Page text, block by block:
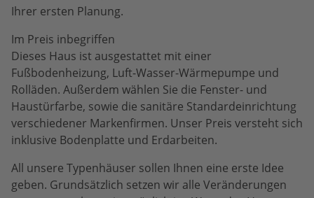
Ihrer ersten Planung.
Im Preis inbegriffen
Dieses Haus ist ausgestattet mit einer
Fußbodenheizung, Luft-Wasser-Wärmepumpe und
Rolläden. Außerdem wählen Sie die Fenster- und
Haustürfarbe, sowie die sanitäre Standardeinrichtung
verschiedener Markenfirmen. Unser Preis versteht sich
inklusive Bodenplatte und Erdarbeiten.
All unsere Typenhäuser sollen Ihnen eine erste Idee
geben. Grundsätzlich setzen wir alle Veränderungen